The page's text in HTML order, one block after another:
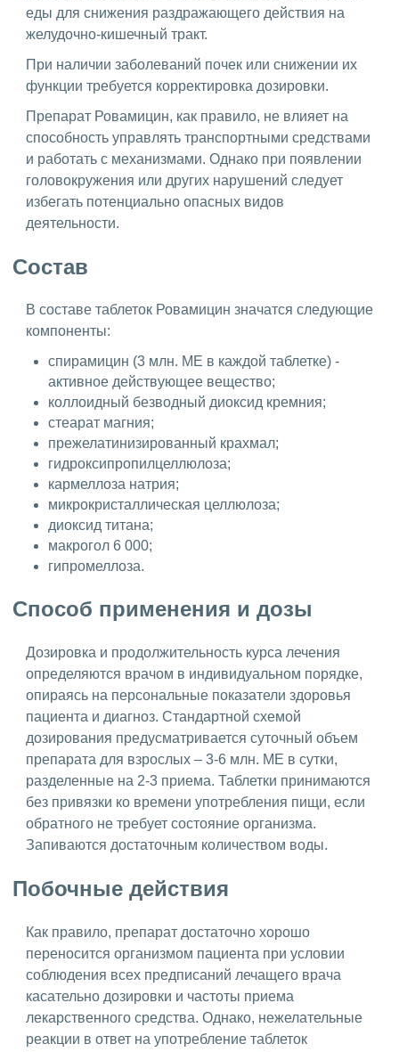
еды для снижения раздражающего действия на
желудочно-кишечный тракт.
При наличии заболеваний почек или снижении их
функции требуется корректировка дозировки.
Препарат Ровамицин, как правило, не влияет на
способность управлять транспортными средствами
и работать с механизмами. Однако при появлении
головокружения или других нарушений следует
избегать потенциально опасных видов
деятельности.
Состав
В составе таблеток Ровамицин значатся следующие
компоненты:
спирамицин (3 млн. МЕ в каждой таблетке) -
активное действующее вещество;
коллоидный безводный диоксид кремния;
стеарат магния;
прежелатинизированный крахмал;
гидроксипропилцеллюлоза;
кармеллоза натрия;
микрокристаллическая целлюлоза;
диоксид титана;
макрогол 6 000;
гипромеллоза.
Способ применения и дозы
Дозировка и продолжительность курса лечения
определяются врачом в индивидуальном порядке,
опираясь на персональные показатели здоровья
пациента и диагноз. Стандартной схемой
дозирования предусматривается суточный объем
препарата для взрослых – 3-6 млн. МЕ в сутки,
разделенные на 2-3 приема. Таблетки принимаются
без привязки ко времени употребления пищи, если
обратного не требует состояние организма.
Запиваются достаточным количеством воды.
Побочные действия
Как правило, препарат достаточно хорошо
переносится организмом пациента при условии
соблюдения всех предписаний лечащего врача
касательно дозировки и частоты приема
лекарственного средства. Однако, нежелательные
реакции в ответ на употребление таблеток